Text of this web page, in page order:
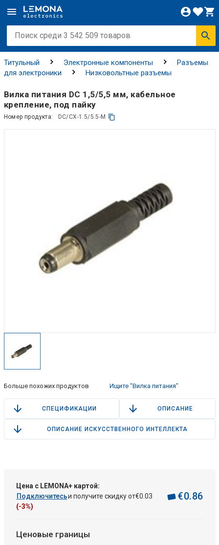
Титульный Электронные компоненты
Разъемы
для электроники
Низковольтные разъемы
Вилка питания DC 1,5/5,5 мм, кабельное
крепление, под пайку
Номер продукта: DC/CX-1.5/5.5-M
Больше похожих продуктов Ищите "Вилка питания"
СПЕЦИФИКАЦИИ ОПИСАНИЕ
ОПИСАНИЕ ИСКУССТВЕННОГО ИНТЕЛЛЕКТА
Цена с LEMONA+ картой:
Подключитесьи получите скидку от€0 03
(-3%)
€0.86
Ценовые границы